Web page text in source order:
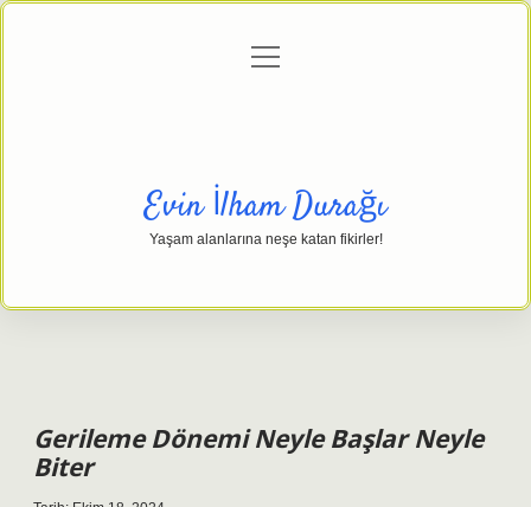
Gizlilik Politikası
menüyü
Evin İlham Durağı
Yaşam alanlarına neşe katan fikirler!
Gerileme Dönemi Neyle Başlar Neyle
Biter